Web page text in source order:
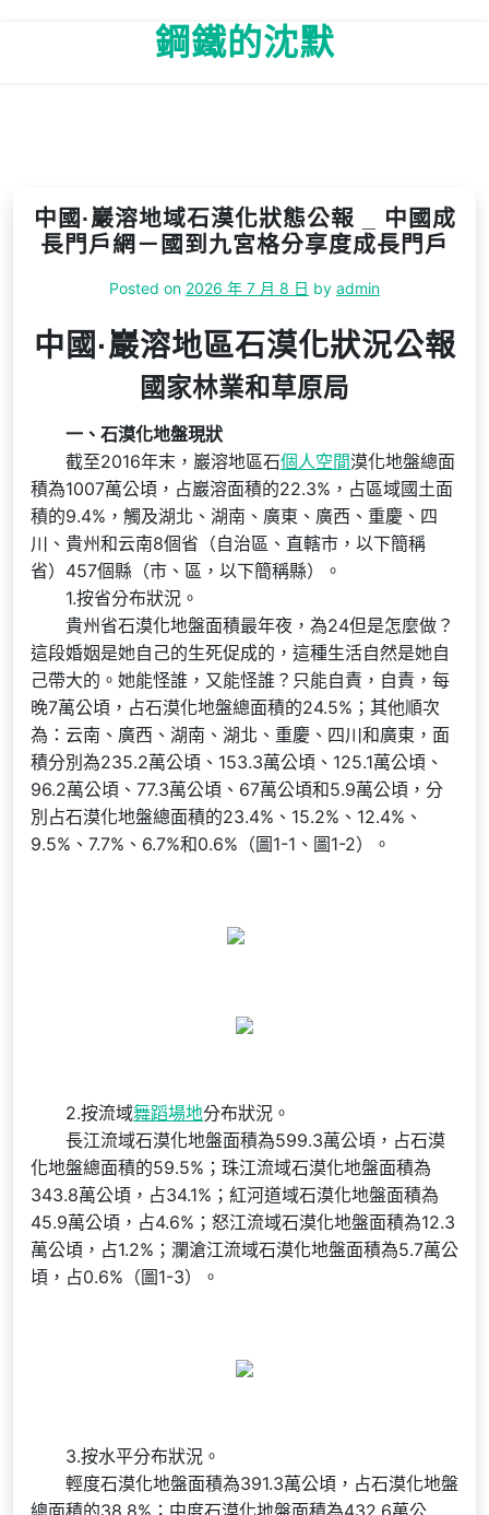
鋼鐵的沈默
中國·巖溶地域石漠化狀態公報 _ 中國成
長門戶網－國到九宮格分享度成長門戶
Posted on 2026 年 7 月 8 日 by admin
中國·巖溶地區石漠化狀況公報
國家林業和草原局
一、石漠化地盤現狀
截至2016年末，巖溶地區石個人空間漠化地盤總面
積為1007萬公頃，占巖溶面積的22.3%，占區域國土面
積的9.4%，觸及湖北、湖南、廣東、廣西、重慶、四
川、貴州和云南8個省（自治區、直轄市，以下簡稱
省）457個縣（市、區，以下簡稱縣）。
1.按省分布狀況。
貴州省石漠化地盤面積最年夜，為24但是怎麼做？
這段婚姻是她自己的生死促成的，這種生活自然是她自
己帶大的。她能怪誰，又能怪誰？只能自責，自責，每
晚7萬公頃，占石漠化地盤總面積的24.5%；其他順次
為：云南、廣西、湖南、湖北、重慶、四川和廣東，面
積分別為235.2萬公頃、153.3萬公頃、125.1萬公頃、
96.2萬公頃、77.3萬公頃、67萬公頃和5.9萬公頃，分
別占石漠化地盤總面積的23.4%、15.2%、12.4%、
9.5%、7.7%、6.7%和0.6%（圖1-1、圖1-2）。
2.按流域舞蹈場地分布狀況。
長江流域石漠化地盤面積為599.3萬公頃，占石漠
化地盤總面積的59.5%；珠江流域石漠化地盤面積為
343.8萬公頃，占34.1%；紅河道域石漠化地盤面積為
45.9萬公頃，占4.6%；怒江流域石漠化地盤面積為12.3
萬公頃，占1.2%；瀾滄江流域石漠化地盤面積為5.7萬公
頃，占0.6%（圖1-3）。
3.按水平分布狀況。
輕度石漠化地盤面積為391.3萬公頃，占石漠化地盤
總面積的38.8%；中度石漠化地盤面積為432.6萬公